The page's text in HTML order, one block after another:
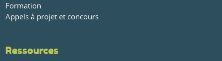
Formation
Appels à projet et concours
Ressources